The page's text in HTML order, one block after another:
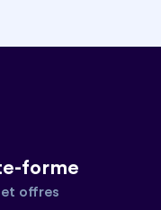
forme
et offres